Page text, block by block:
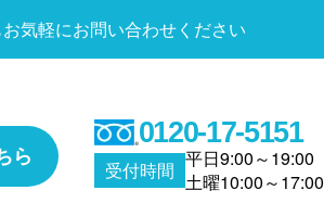
気軽にお問い合わせください
ら
0120-17-5151
受付時間 平日9:00～19:00
土曜10:00～17:00